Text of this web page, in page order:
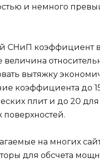
и немного
СНиП коэффициент
величина
вытяжку
коэффициента до
плит и до 20 для
поверхностей.
на многих
для обсчета